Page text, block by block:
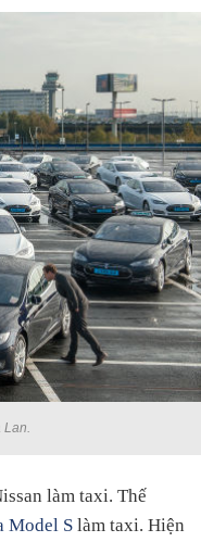
Lan.
làm taxi. Thế
Model S làm taxi. Hiện